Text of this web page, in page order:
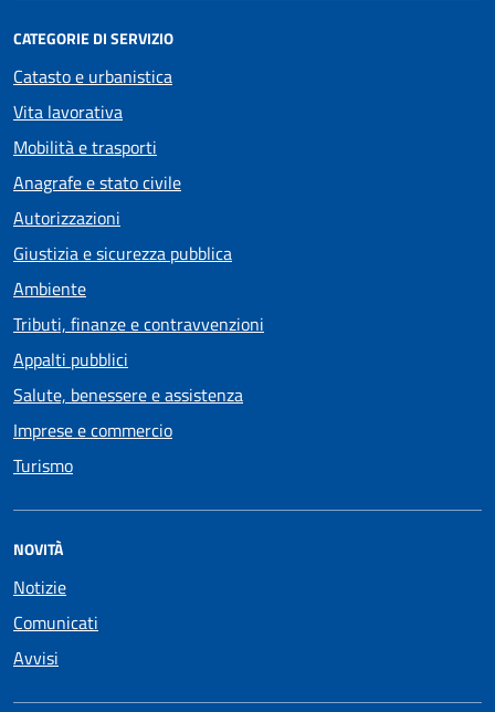
CATEGORIE DI SERVIZIO
Catasto e urbanistica
Vita lavorativa
Mobilità e trasporti
Anagrafe e stato civile
Autorizzazioni
Giustizia e sicurezza pubblica
Ambiente
Tributi, finanze e contravvenzioni
Appalti pubblici
Salute, benessere e assistenza
Imprese e commercio
Turismo
NOVITÀ
Notizie
Comunicati
Avvisi